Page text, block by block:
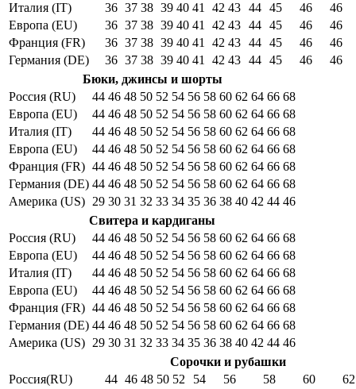
Италия (IT)
36 37 38 39 40 41 42 43 44 45 46
46
Европа (EU)
36 37 38 39 40 41 42 43 44 45 46
46
Франция (FR)
36 37 38 39 40 41 42 43 44 45 46
46
Германия (DE)
36 37 38 39 40 41 42 43 44 45 46
46
Бюки, джинсы и шорты
Россия (RU)
44 46 48 50 52 54 56 58 60 62 64 66 68
Европа (EU)
44 46 48 50 52 54 56 58 60 62 64 66 68
Италия (IT)
44 46 48 50 52 54 56 58 60 62 64 66 68
Европа (EU)
44 46 48 50 52 54 56 58 60 62 64 66 68
Франция (FR) 44 46 48 50 52 54 56 58 60 62 64 66 68
Германия (DE) 44 46 48 50 52 54 56 58 60 62 64 66 68
Америка (US) 29 30 31 32 33 34 35 36 38 40 42 44 46
Свитера и кардиганы
Россия (RU)
44 46 48 50 52 54 56 58 60 62 64 66 68
Европа (EU)
44 46 48 50 52 54 56 58 60 62 64 66 68
Италия (IT)
44 46 48 50 52 54 56 58 60 62 64 66 68
Европа (EU)
44 46 48 50 52 54 56 58 60 62 64 66 68
Франция (FR) 44 46 48 50 52 54 56 58 60 62 64 66 68
Германия (DE) 44 46 48 50 52 54 56 58 60 62 64 66 68
Америка (US) 29 30 31 32 33 34 35 36 38 40 42 44 46
Сорочки и рубашки
Россия(RU)
44 46 48 50 52 54 56 58 60
62